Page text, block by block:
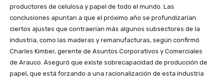
productores de celulosa y papel de todo el mundo. Las
conclusiones apuntan a que el próximo año se profundizarían
ciertos ajustes que contraerían más algunos subsectores de la
industria, como las maderas y remanufacturas, según confirmó
Charles Kimber, gerente de Asuntos Corporativos y Comerciales
de Arauco. Aseguró que existe sobrecapacidad de producción de
papel, que está forzando a una racionalización de esta industria